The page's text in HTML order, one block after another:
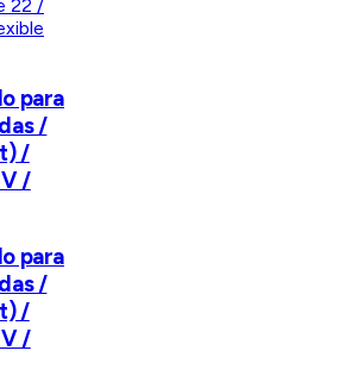
para
/
/
/
para
/
/
/